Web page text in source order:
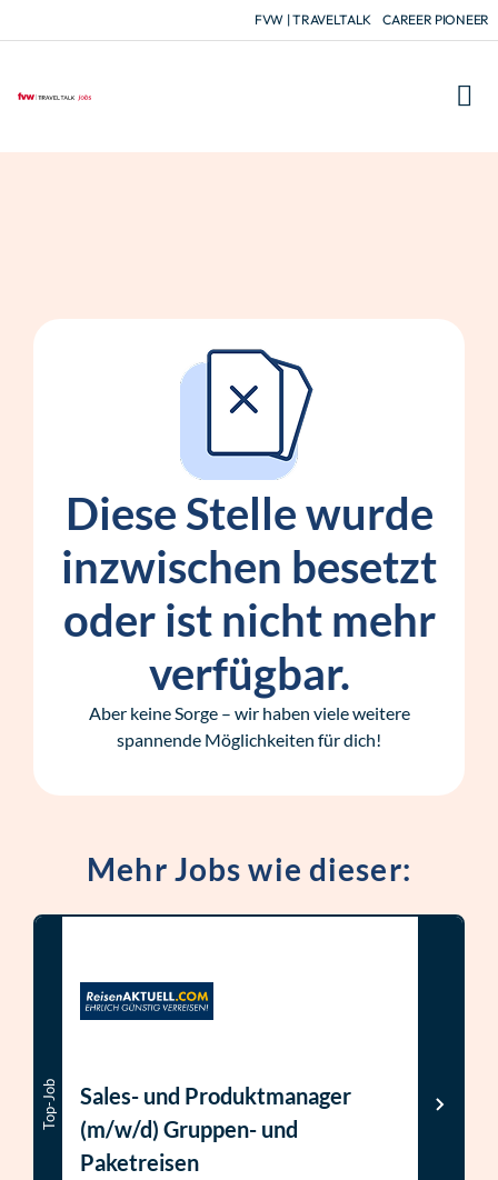
FVW | TRAVELTALK CAREER PIONEER
Diese Stelle wurde
inzwischen besetzt
oder ist nicht mehr
verfügbar.
Aber keine Sorge – wir haben viele weitere
spannende Möglichkeiten für dich!
Mehr Jobs wie dieser:
Top-Job
Sales- und Produktmanager
(m/w/d) Gruppen- und
Paketreisen